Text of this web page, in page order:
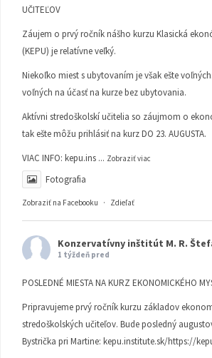
UČITEĽOV
Záujem o prvý ročník nášho kurzu Klasická
(KEPU) je relatívne veľký.
Niekoľko miest s ubytovaním je však ešte
voľných na účasť na kurze bez ubytovania.
Aktívni stredoškolskí učitelia so záujmom o
tak ešte môžu prihlásiť na kurz DO 23. AUGUSTA.
VIAC INFO: kepu.ins ... Zobraziť viac
Fotografia
Zobraziť na Facebooku · Zdieľať
Konzervatívny inštitút M. R.
1 týždeň pred
POSLEDNÉ MIESTA NA KURZ EKONOMICKÉHO
Pripravujeme prvý ročník kurzu základov
stredoškolských učiteľov. Bude posledný
Bystrička pri Martine: kepu.institute.sk/https://